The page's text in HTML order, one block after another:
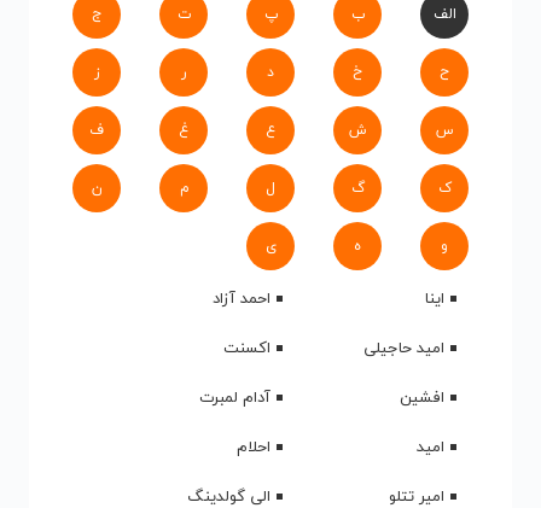
الف ب پ ت ج
ح خ د ر ز
س ش ع غ ف
ک گ ل م ن
و ه ی
اینا
احمد آزاد
امید حاجیلی
اکسنت
افشین
آدام لمبرت
امید
احلام
امیر تتلو
الی گولدینگ